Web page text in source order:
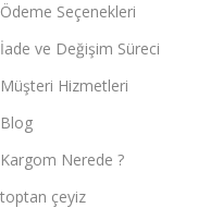
Ödeme Seçenekleri
İade ve Değişim Süreci
Müşteri Hizmetleri
Blog
Kargom Nerede ?
toptan çeyiz